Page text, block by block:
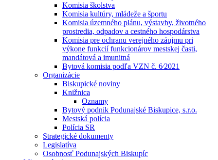
Komisia školstva
Komisia kultúry, mládeže a športu
Komisia územného plánu, výstavby, životného
prostredia, odpadov a cestného hospodárstva
Komisia pre ochranu verejného záujmu pri
výkone funkcií funkcionárov mestskej časti,
mandátová a imunitná
Bytová komisia podľa VZN č. 6⁄2021
Organizácie
Biskupické noviny
Knižnica
Oznamy
Bytový podnik Podunajské Biskupice, s.r.o.
Mestská polícia
Polícia SR
Strategické dokumenty
Legislatíva
Osobnosť Podunajských Biskupíc